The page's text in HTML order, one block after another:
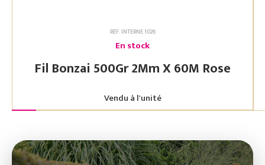
RÉF. INTERNE 1026
En stock
Fil Bonzai 500Gr 2Mm X 60M Rose
Vendu à l'unité